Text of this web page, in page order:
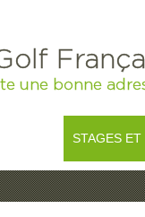
une bonne
STAGES